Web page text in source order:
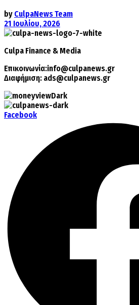
by CulpaNews Team
21 Ιουλίου, 2026
Culpa Finance & Media
Επικοινωνία:info@culpanews.gr
Διαφήμιση: ads@culpanews.gr
Facebook